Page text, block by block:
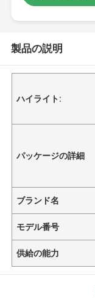
製品の説明
ハイライト:
パッケージの詳細
ブランド名
モデル番号
供給の能力